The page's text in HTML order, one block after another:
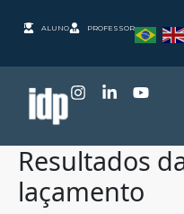
ALUNO PROFESSOR
Resultados
laçamento